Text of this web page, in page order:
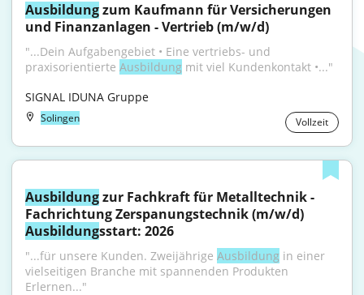
Ausbildung zum Kaufmann für Versicherungen
und Finanzanlagen - Vertrieb (m/w/d)
"...Dein Aufgabengebiet • Eine vertriebs- und
praxisorientierte Ausbildung mit viel Kundenkontakt •..."
SIGNAL IDUNA Gruppe
Solingen Vollzeit
Ausbildung zur Fachkraft für Metalltechnik -
Ausbildungsstart: 2026
"...für unsere Kunden. Zweijährige Ausbildung in einer
vielseitigen Branche mit spannenden Produkten
Erlernen..."